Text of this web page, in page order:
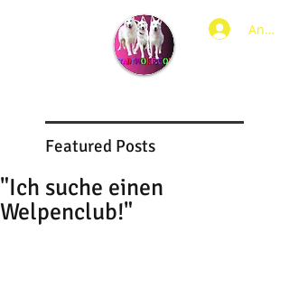
Featured Posts
"Ich suche einen
Welpenclub!"